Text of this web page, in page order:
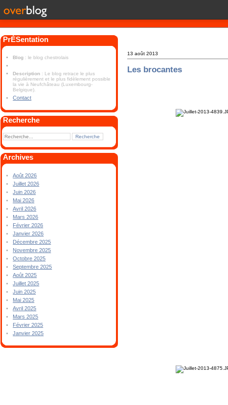
PrÉSentation
Blog : le blog chestrolais
Description : Le blog retrace le plus
régulièrement et le plus fidèlement possible
la vie à Neufchâteau (Luxembourg-
Belgique).
Contact
Recherche
Archives
Août 2026
Juillet 2026
Juin 2026
Mai 2026
Avril 2026
Mars 2026
Février 2026
Janvier 2026
Décembre 2025
Novembre 2025
Octobre 2025
Septembre 2025
Août 2025
Juillet 2025
Juin 2025
Mai 2025
Avril 2025
Mars 2025
Février 2025
Janvier 2025
13 août 2013
Les brocantes